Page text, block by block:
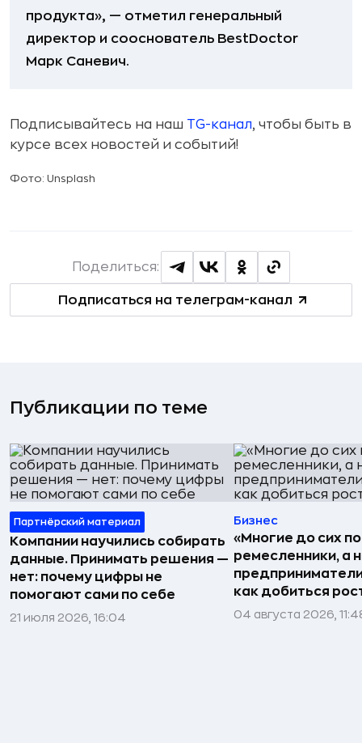
продукта», — отметил генеральный
директор и сооснователь BestDoctor
Марк Саневич.
Подписывайтесь на наш TG-канал, чтобы быть в
курсе всех новостей и событий!
Фото: Unsplash
Подписаться на телеграм-канал
Поделиться:
Публикации по теме
Партнёрский материал
Компании научились собирать
данные. Принимать решения —
нет: почему цифры не
помогают сами по себе
21 июля 2026, 16:04
Бизнес
«Многие до сих
ремесленники, а
как добиться
04 августа 2026,